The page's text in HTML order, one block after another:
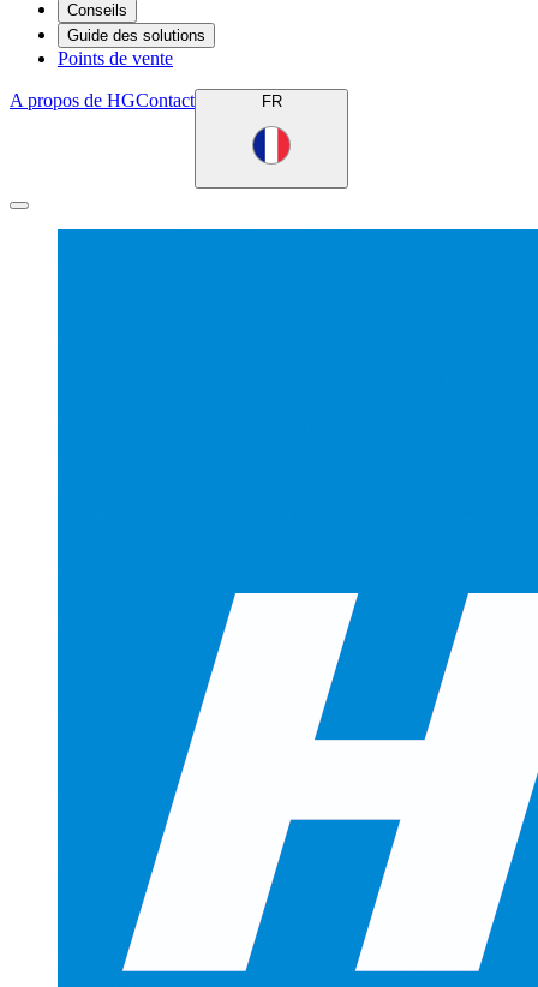
Conseils
Guide des solutions
Points de vente
A propos de HGContact FR